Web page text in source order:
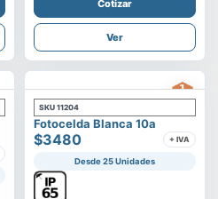
Cotizar
Ver
SKU 11204
Fotocelda Blanca 10a
$3480 + IVA
Desde 25 Unidades